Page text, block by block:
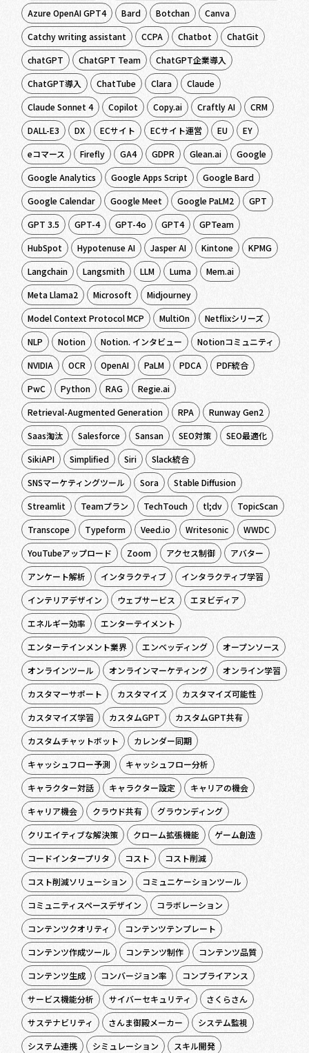
Azure OpenAI GPT4
Bard Botchan
Canva
Catchy writing assistant
CCPA Chatbot
ChatGit
chatGPT
ChatGPT Team
ChatGPT企業導入
ChatGPT導入
ChatTube Clara
Claude
Claude Sonnet 4
Copilot Copy.ai Craftly AI
CRM
DALL-E3
DX ECサイト ECサイト運営 EU
EY
eコマース
Firefly GA4 GDPR Glean.ai
Google
Google Analytics
Google Apps Script
Google Bard
Google Calendar
Google Meet Google PaLM2
GPT
GPT 3.5
GPT-4 GPT-4o GPT4
GPTeam
HubSpot
Hypotenuse AI Jasper AI Kintone
KPMG
Langchain
Langsmith LLM Luma
Mem.ai
Meta Llama2
Microsoft
Midjourney
Model Context Protocol MCP
MultiOn
Netflixシリーズ
NLP
Notion Notion. インタビュー
Notionコミュニティ
NVIDIA
OCR OpenAI PaLM PDCA
PDF統合
PwC
Python RAG
Regie.ai
Retrieval-Augmented Generation
RPA
Runway Gen2
Saas淘汰
Salesforce Sansan SEO対策
SEO最適化
SikiAPI
Simplified Siri
Slack統合
SNSマーケティングツール
Sora
Stable Diffusion
Streamlit
Teamプラン TechTouch tl;dv
TopicScan
Transcope
Typeform Veed.io Writesonic
WWDC
YouTubeアップロード
Zoom アクセス制御
アバター
アンケート解析
インタラクティブ
インタラクティブ学習
インテリアデザイン
ウェブサービス
エヌビディア
エネルギー効率
エンターテイメント
エンターテインメント業界
エンベッディング
オープンソース
オンラインツール
オンラインマーケティング
オンライン学習
カスタマーサポート
カスタマイズ
カスタマイズ可能性
カスタマイズ学習
カスタムGPT
カスタムGPT共有
カスタムチャットボット
カレンダー同期
キャッシュフロー予測
キャッシュフロー分析
キャラクター対話
キャラクター設定
キャリアの機会
キャリア機会
クラウド共有
グラウンディング
クリエイティブな解決策
クローム拡張機能
ゲーム創造
コードインタープリタ
コスト
コスト削減
コスト削減ソリューション
コミュニケーションツール
コミュニティスペースデザイン
コラボレーション
コンテンツクオリティ
コンテンツテンプレート
コンテンツ作成ツール
コンテンツ制作
コンテンツ品質
コンテンツ生成
コンバージョン率
コンプライアンス
サービス機能分析
サイバーセキュリティ
さくらさん
サステナビリティ
さんま御殿メーカー
システム監視
システム連携
シミュレーション スキル開発